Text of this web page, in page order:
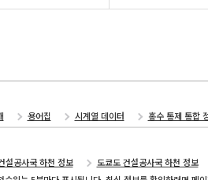
용어집 시계열 데이터 홍수 통제 통합
설공사국 하천 정보 도쿄도 건설공사국 하천 정보